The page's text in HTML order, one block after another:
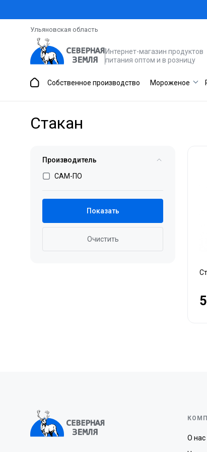
Ульяновская область
Интернет-магазин продуктов
питания оптом и в розницу
Собственное производство Мороженое
Стакан
Производитель
САМ-ПО
Показать
Очистить
О нас